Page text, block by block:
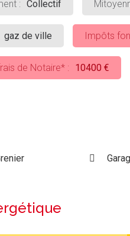
: Collectif
gaz de ville Impôts
de Notaire* : 10400 €